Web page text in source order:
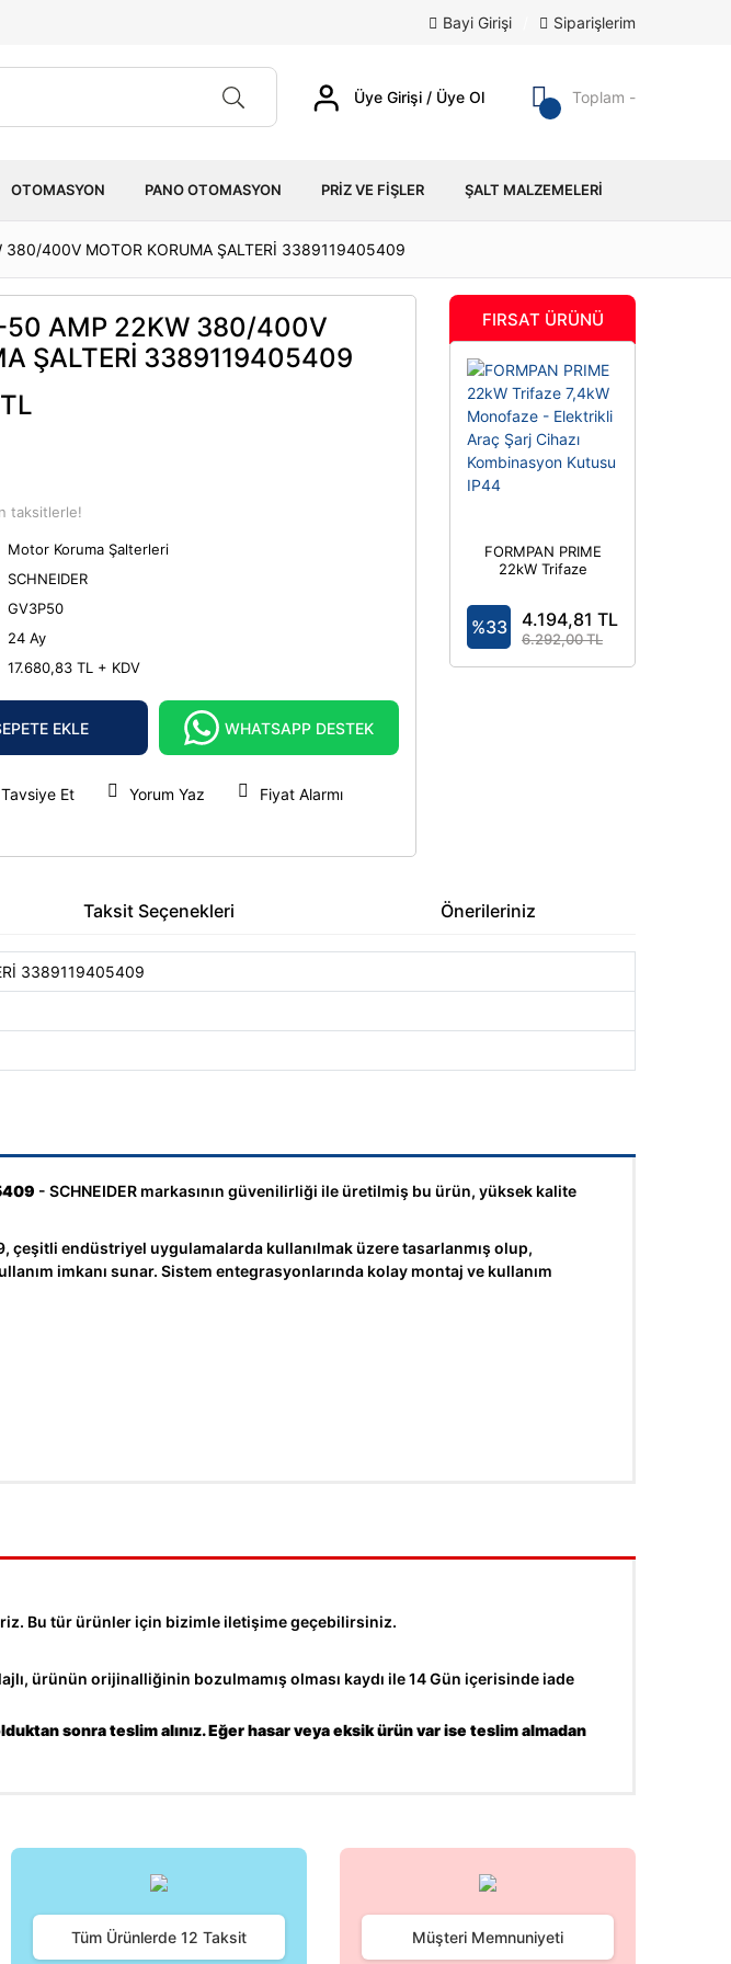
Bayi Girişi Siparişlerim
Üye Girişi / Üye Ol Toplam -
OTOMASYON PANO OTOMASYON PRIZ VE FIŞLER ŞALT MALZEMELERI
380/400V MOTOR KORUMA ŞALTERİ 3389119405409
50 AMP 22KW 380/400V
ŞALTERİ 3389119405409
taksitlerle!
Motor Koruma Şalterleri
SCHNEIDER
GV3P50
24 Ay
17.680,83 TL + KDV
EKLE WHATSAPP DESTEK
Tavsiye Et Yorum Yaz Fiyat Alarmı
FIRSAT ÜRÜNÜ
FORMPAN PRIME
22kW Trifaze
- Elektrikli Araç
Şarj Cihazı
Kombinasyon
%33 4.194,81 TL
6.292,00 TL
Taksit Seçenekleri Önerileriniz
3389119405409
- SCHNEIDER markasının güvenilirliği ile üretilmiş bu ürün, yüksek kalite
çeşitli endüstriyel uygulamalarda kullanılmak üzere tasarlanmış olup,
imkanı sunar. Sistem entegrasyonlarında kolay montaj ve kullanım
Bu tür ürünler için bizimle iletişime geçebilirsiniz.
ürünün orijinalliğinin bozulmamış olması kaydı ile 14 Gün içerisinde iade
sonra teslim alınız. Eğer hasar veya eksik ürün var ise teslim almadan
Tüm Ürünlerde 12 Taksit Müşteri Memnuniyeti